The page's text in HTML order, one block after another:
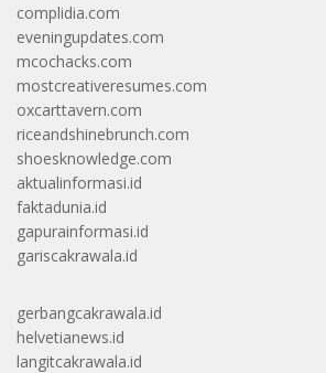
complidia.com
eveningupdates.com
mcochacks.com
mostcreativeresumes.com
oxcarttavern.com
riceandshinebrunch.com
shoesknowledge.com
aktualinformasi.id
faktadunia.id
gapurainformasi.id
gariscakrawala.id
gerbangcakrawala.id
helvetianews.id
langitcakrawala.id